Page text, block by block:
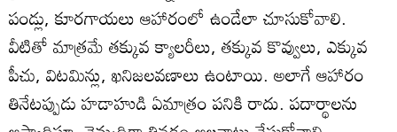
పండ్లు, కూరగాయలు ఆహారంలో ఉండేలా చూసుకోవాలి.
వీటితో మాత్రమే తక్కువ క్యాలరీలు, తక్కువ కొవ్వులు, ఎక్కువ
పీచు, విటమిన్లు, ఖనిజలవణాలు ఉంటాయి. అలాగే ఆహారం
తినేటప్పుడు హడాహుడి ఏమాత్రం పనికి రాదు. పదార్థాలను